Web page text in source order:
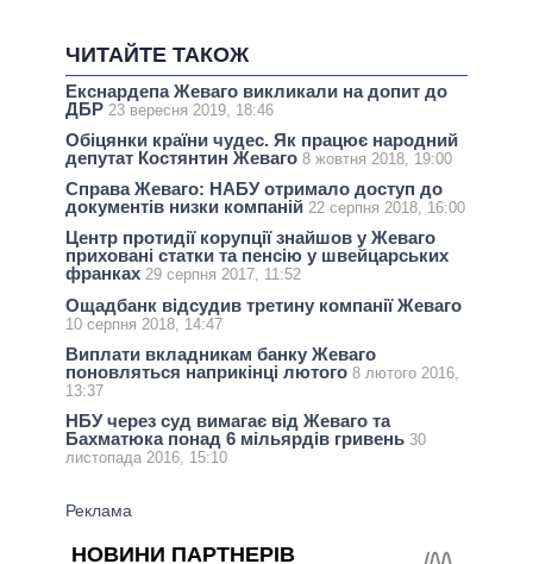
ЧИТАЙТЕ ТАКОЖ
Екснардепа Жеваго викликали на допит до
ДБР 23 вересня 2019, 18:46
Обіцянки країни чудес. Як працює народний
депутат Костянтин Жеваго 8 жовтня 2018, 19:00
Справа Жеваго: НАБУ отримало доступ до
документів низки компаній 22 серпня 2018, 16:00
Центр протидії корупції знайшов у Жеваго
приховані статки та пенсію у швейцарських
франках 29 серпня 2017, 11:52
Ощадбанк відсудив третину компанії Жеваго
10 серпня 2018, 14:47
Виплати вкладникам банку Жеваго
поновляться наприкінці лютого 8 лютого 2016,
13:37
НБУ через суд вимагає від Жеваго та
Бахматюка понад 6 мільярдів гривень 30
листопада 2016, 15:10